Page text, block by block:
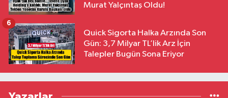
Murat Yalçıntaş Oldu!
Quick Sigorta Halka Arzında Son
Gün: 3,7 Milyar TL’lik Arz İçin
Talepler Bugün Sona Eriyor
6